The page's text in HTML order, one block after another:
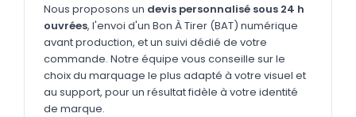
Cuisine
Nous proposons un devis personnalisé sous 24 h
ouvrées, l'envoi d'un Bon À Tirer (BAT) numérique
avant production, et un suivi dédié de votre
commande. Notre équipe vous conseille sur le
choix du marquage le plus adapté à votre visuel et
au support, pour un résultat fidèle à votre identité
de marque.